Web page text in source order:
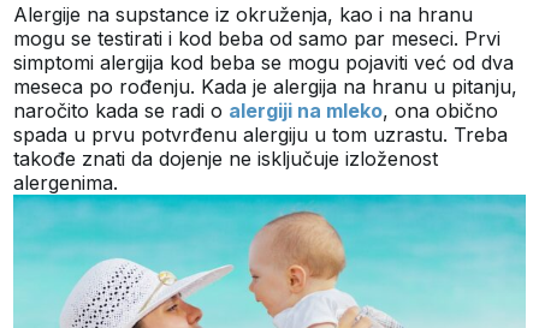
Alergije na supstance iz okruženja, kao i na hranu
mogu se testirati i kod beba od samo par meseci. Prvi
simptomi alergija kod beba se mogu pojaviti već od dva
meseca po rođenju. Kada je alergija na hranu u pitanju,
naročito kada se radi o alergiji na mleko, ona obično
spada u prvu potvrđenu alergiju u tom uzrastu. Treba
takođe znati da dojenje ne isključuje izloženost
alergenima.